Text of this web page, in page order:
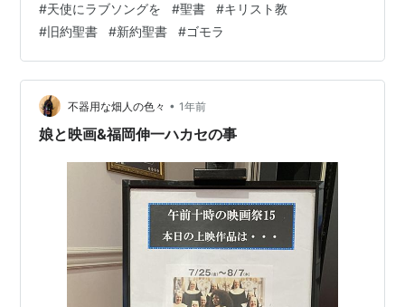
一言」があるのです。 ギャングに見つかって連れ戻され
た”デロリス（ウーピー・ゴールドバーグ）”を救うため
に、ヘリコプターで向かった中”院長先生（マギー・スミ
ス）”が賑やかなネオンだらけの街並みを見ながら、「ゴ
モォ〜ラ」と呟いたのをご存知でしょうか。 🟢 🟢 🟢 🟢
…
#天使にラブソングを #聖書 #キリスト教
#旧約聖書 #新約聖書 #ゴモラ
不器用な畑人の色々 • 1年前
娘と映画&福岡伸一ハカセの事